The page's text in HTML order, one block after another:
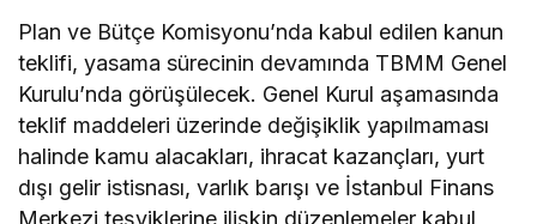
Plan ve Bütçe Komisyonu’nda kabul edilen kanun
teklifi, yasama sürecinin devamında TBMM Genel
Kurulu’nda görüşülecek. Genel Kurul aşamasında
teklif maddeleri üzerinde değişiklik yapılmaması
halinde kamu alacakları, ihracat kazançları, yurt
dışı gelir istisnası, varlık barışı ve İstanbul Finans
Merkezi teşviklerine ilişkin düzenlemeler kabul